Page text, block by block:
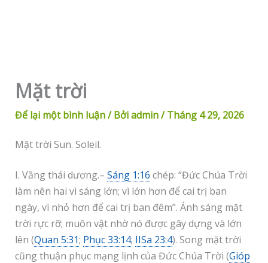
Mặt trời
Để lại một bình luận/ Bởiadmin/Tháng 4 29, 2026
Mặt trời Sun. Soleil.
I. Vầng thái dương.– Sáng 1:16 chép: “Đức Chúa Trời
làm nên hai vì sáng lớn; vì lớn hơn để cai trị ban
ngày, vì nhỏ hơn để cai trị ban đêm”. Ánh sáng mặt
trời rực rỡ; muôn vật nhờ nó được gây dựng và lớn
lên (Quan 5:31; Phục 33:14; IISa 23:4). Song mặt trời
cũng thuận phục mạng lịnh của Đức Chúa Trời (Gióp